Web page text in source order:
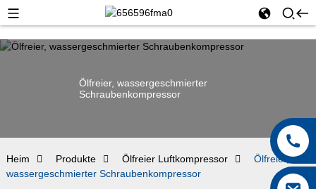
Ölfreier, wassergeschmierter
Schraubenkompressor
Heim Produkte Ölfreier Luftkompressor
Ölfreier,
wassergeschmierter Schraubenkompressor